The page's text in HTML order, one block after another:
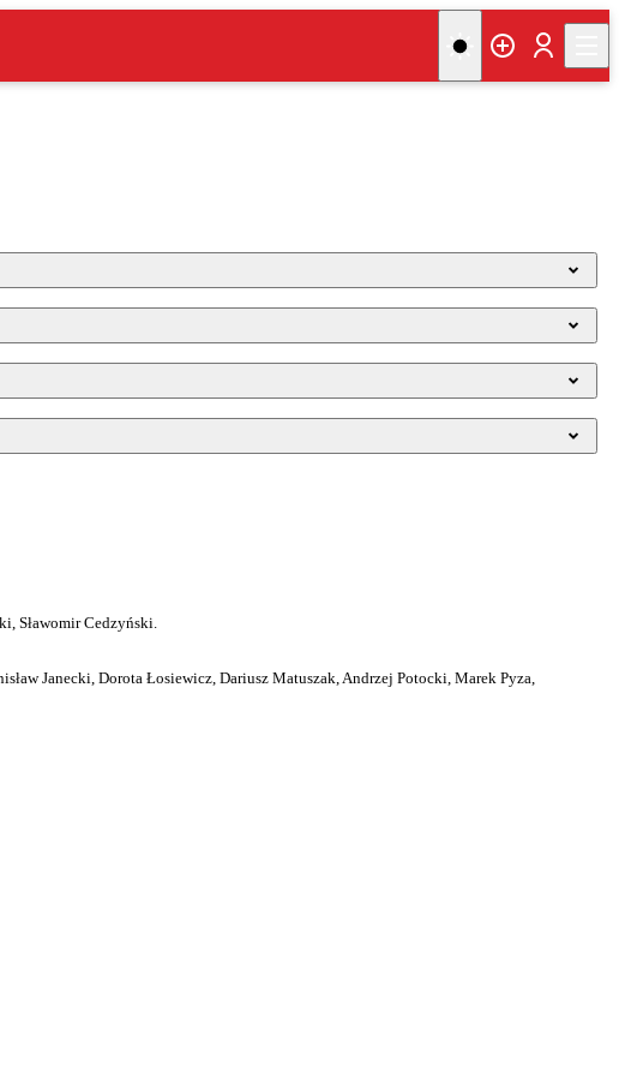
Sławomir Cedzyński.
Janecki, Dorota Łosiewicz, Dariusz Matuszak, Andrzej Potocki, Marek Pyza,